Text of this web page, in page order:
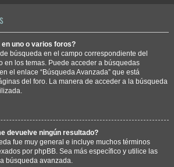
uno o varios foros?
búsqueda en el campo correspondiente del
en los temas. Puede acceder a búsquedas
el enlace “Búsqueda Avanzada” que está
del foro. La manera de acceder a la búsqueda
devuelve ningún resultado?
fue muy general e incluye muchos términos
por phpBB. Sea más específico y utilice las
búsqueda avanzada.